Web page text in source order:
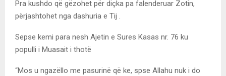
Pra kushdo që gëzohet për diçka pa falenderuar Zotin,
përjashtohet nga dashuria e Tij .
Sepse kemi para nesh Ajetin e Sures Kasas nr. 76 ku
populli i Muasait i thotë
“Mos u ngazëllo me pasurinë që ke, spse Allahu nuk i do